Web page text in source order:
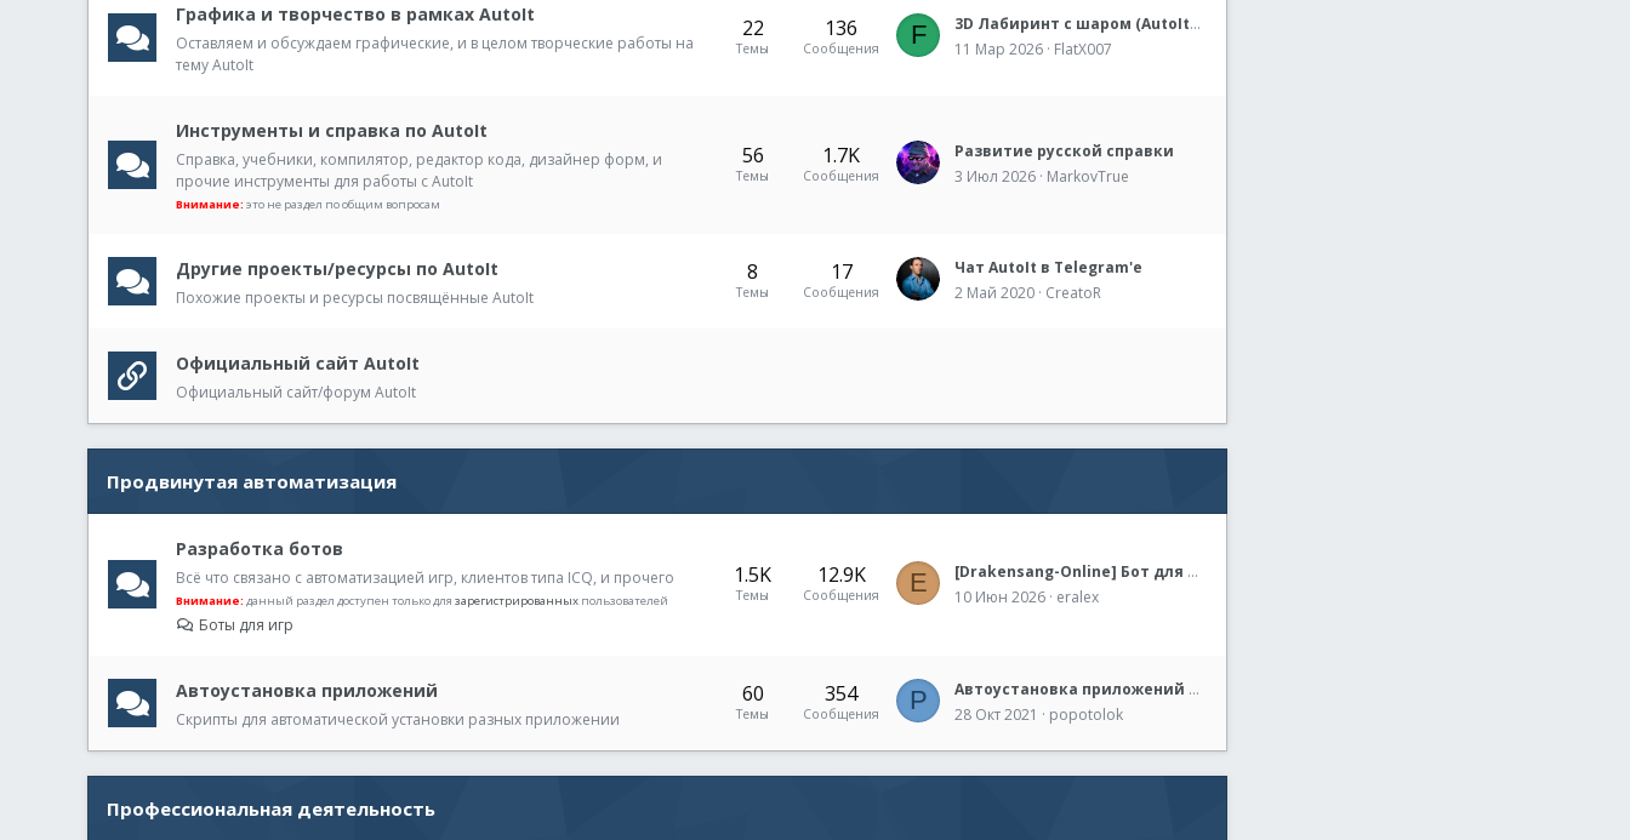
Графика и творчество в рамках AutoIt
Оставляем и обсуждаем графические, и в целом творческие работы на
тему AutoIt
Темы
22
Сообщения
136 F
3D Лабиринт с шаром (AutoIt3 + C)
11 Мар 2026 FlatX007
Инструменты и справка по AutoIt
Справка, учебники, компилятор, редактор кода, дизайнер форм, и
прочие инструменты для работы с AutoIt
Внимание: это не раздел по общим вопросам
Темы
56
Сообщения
1.7K
Развитие русской справки
3 Июл 2026 MarkovTrue
Другие проекты/ресурсы по AutoIt
Похожие проекты и ресурсы посвящённые AutoIt Темы
8
Сообщения
17
Чат AutoIt в Telegram'е
2 Май 2020 CreatoR
Официальный сайт AutoIt
Официальный сайт/форум AutoIt
Продвинутая автоматизация
Разработка ботов
Всё что связано с автоматизацией игр, клиентов типа ICQ, и прочего
Внимание: данный раздел доступен только для зарегистрированных пользователей
Боты для игр
Темы
1.5K
Сообщения
12.9K E
[Drakensang-Online] Бот для игры
10 Июн 2026 eralex
Автоустановка приложений
Скрипты для автоматической установки разных приложении Темы
60
Сообщения
354 P
Автоустановка приложений и распаковка zip файлов c флэшки, затем переход к устройствам и принтерам
28 Окт 2021
popotolok
Профессиональная деятельность